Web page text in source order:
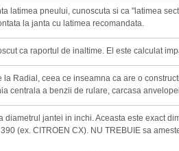
latimea pneului, cunoscuta si ca "latimea
la janta cu latimea recomandata.
ca raportul de inaltime. El este calculat
la Radial, ceea ce inseamna ca are o
centrala a benzii de rulare, carcasa
diametrul jantei in inchi. Aceasta este exact
(ex. CITROEN CX). NU TREBUIE sa